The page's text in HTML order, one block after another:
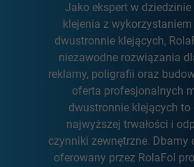
Jako ekspert w
klejenia z wykorzystaniem
dwustronnie klejących,
niezawodne rozwiązania
reklamy, poligrafii oraz
oferta profesjonalnych
dwustronnie klejących to
najwyższej trwałości i
czynniki zewnętrzne. Dbamy
oferowany przez RolaFol